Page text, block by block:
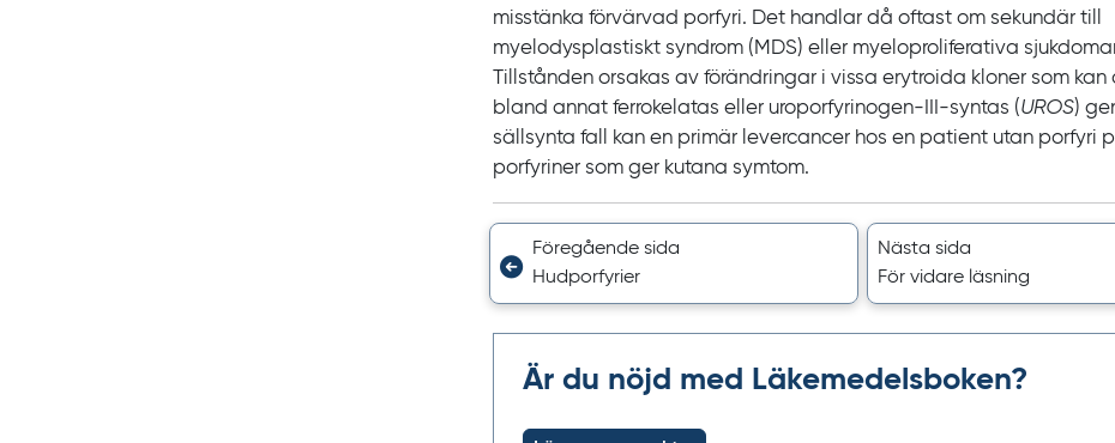
misstänka förvärvad porfyri. Det handlar då oftast om sekundär till
myelodysplastiskt syndrom (MDS) eller myeloproliferativa
Tillstånden orsakas av förändringar i vissa erytroida kloner som
bland annat ferrokelatas eller uroporfyrinogen‍-‍III-syntas (UROS)
sällsynta fall kan en primär levercancer hos en patient utan porfyri
porfyriner som ger kutana symtom.
Föregående sida
Hudporfyrier
Nästa sida
För vidare läsning
Är du nöjd med Läkemedelsboken?